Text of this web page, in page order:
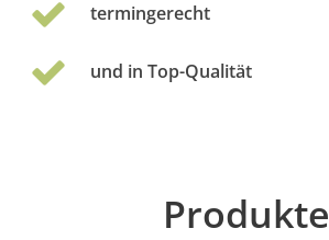
termingerecht
und in Top-Qualität
Produkte